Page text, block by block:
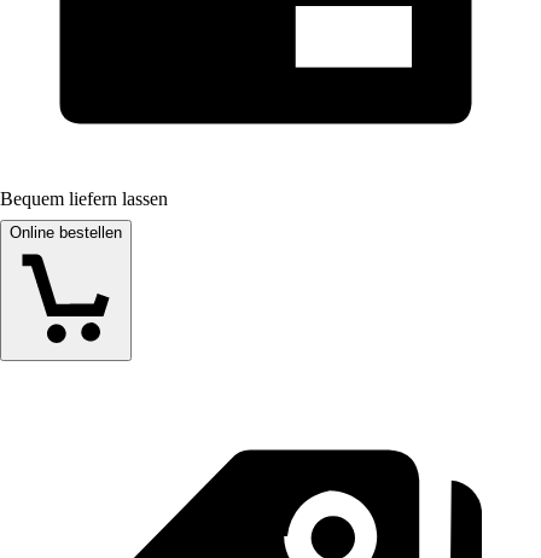
Bequem liefern lassen
Online bestellen